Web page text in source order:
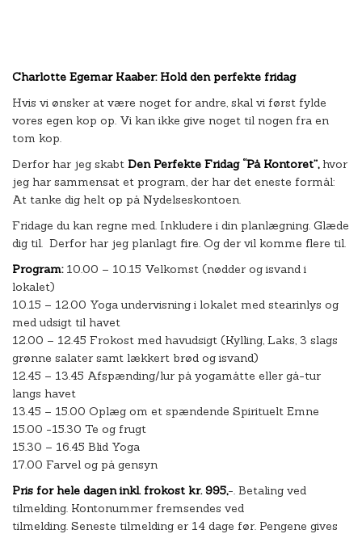
Charlotte Egemar Kaaber: Hold den perfekte fridag
Hvis vi ønsker at være noget for andre, skal vi først fylde
vores egen kop op. Vi kan ikke give noget til nogen fra en
tom kop.
Derfor har jeg skabt Den Perfekte Fridag “På Kontoret”,hvor
jeg har sammensat et program, der har det eneste formål:
At tanke dig helt op på Nydelseskontoen.
Fridage du kan regne med. Inkludere i din planlægning. Glæde
dig til. Derfor har jeg planlagt fire. Og der vil komme flere til.
Program: 10.00 – 10.15 Velkomst (nødder og isvand i
lokalet)
10.15 – 12.00 Yoga undervisning i lokalet med stearinlys og
med udsigt til havet
12.00 – 12.45 Frokost med havudsigt (Kylling, Laks, 3 slags
grønne salater samt lækkert brød og isvand)
12.45 – 13.45 Afspænding/lur på yogamåtte eller gå-tur
langs havet
13.45 – 15.00 Oplæg om et spændende Spirituelt Emne
15.00 -15.30 Te og frugt
15.30 – 16.45 Blid Yoga
17.00 Farvel og på gensyn
Pris for hele dagen inkl. frokost kr. 995,-. Betaling ved
tilmelding. Kontonummer fremsendes ved
tilmelding. Seneste tilmelding er 14 dage før. Pengene gives